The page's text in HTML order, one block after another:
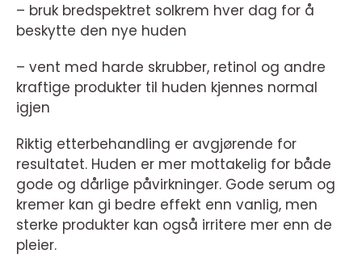
– bruk bredspektret solkrem hver dag for å
beskytte den nye huden
– vent med harde skrubber, retinol og andre
kraftige produkter til huden kjennes normal
igjen
Riktig etterbehandling er avgjørende for
resultatet. Huden er mer mottakelig for både
gode og dårlige påvirkninger. Gode serum og
kremer kan gi bedre effekt enn vanlig, men
sterke produkter kan også irritere mer enn de
pleier.